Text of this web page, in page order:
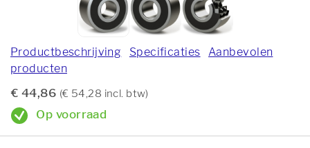
Productbeschrijving Specificaties
Aanbevolen
producten
€ 44,86 (€ 54,28 incl. btw)
Op voorraad